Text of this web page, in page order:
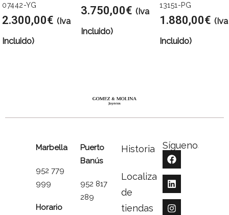
07442-YG
2.300,00€ (Iva
Incluido)
3.750,00€ (Iva
Incluido)
13151-PG
1.880,00€ (Iva
Incluido)
Marbella
952 779
999
Horario
Puerto
Banús
952 817
289
Historia
Localizador
de
tiendas
Síguenos